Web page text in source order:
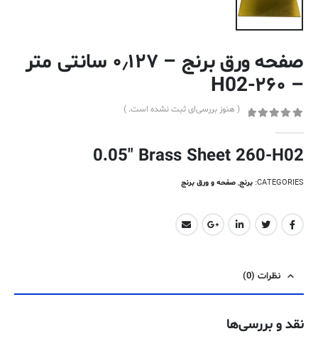
صفحه ورق برنج – ۰٫۱۲۷ سانتی متر
– ۲۶۰-H02
( هنوز بررسی‌ای ثبت نشده است. )
0.05″ Brass Sheet 260-H02
CATEGORIES: برنج, صفحه و ورق برنج
نظرات (0)
نقد و بررسی‌ها